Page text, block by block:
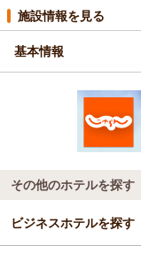
施設情報を見る
基本情報
その他のホテルを探す
ビジネスホテルを探す